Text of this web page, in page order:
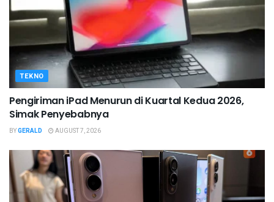
TEKNO
Pengiriman iPad Menurun di Kuartal Kedua 2026,
Simak Penyebabnya
BYGERALD AUGUST 7, 2026